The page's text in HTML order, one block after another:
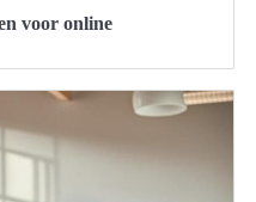
voor online